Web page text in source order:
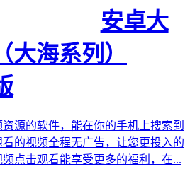
安卓大
大海系列）
源的软件，能在你的手机上搜索到
的视频全程无广告，让您更投入的
点击观看能享受更多的福利，在...